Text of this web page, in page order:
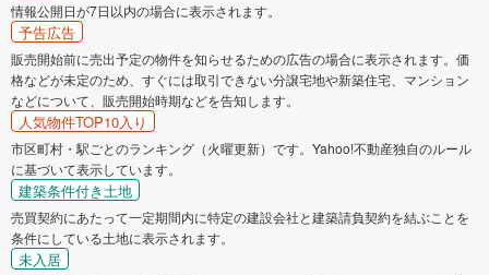
情報公開日が7日以内の場合に表示されます。
予告広告
販売開始前に売出予定の物件を知らせるための広告の場合に表示されます。価
格などが未定のため、すぐには取引できない分譲宅地や新築住宅、マンション
などについて、販売開始時期などを告知します。
人気物件TOP10入り
市区町村・駅ごとのランキング（火曜更新）です。Yahoo!不動産独自のルール
に基づいて表示しています。
建築条件付き土地
売買契約にあたって一定期間内に特定の建設会社と建築請負契約を結ぶことを
条件にしている土地に表示されます。
未入居